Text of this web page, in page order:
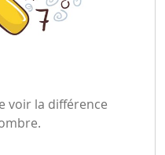
voir la différence